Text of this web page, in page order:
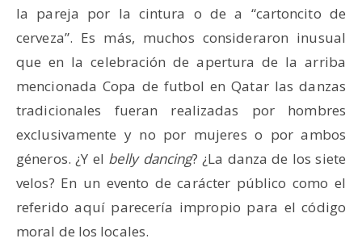
la pareja por la cintura o de a “cartoncito de
cerveza”. Es más, muchos consideraron inusual
que en la celebración de apertura de la arriba
mencionada Copa de futbol en Qatar las danzas
tradicionales fueran realizadas por hombres
exclusivamente y no por mujeres o por ambos
géneros. ¿Y el belly dancing? ¿La danza de los siete
velos? En un evento de carácter público como el
referido aquí parecería impropio para el código
moral de los locales.